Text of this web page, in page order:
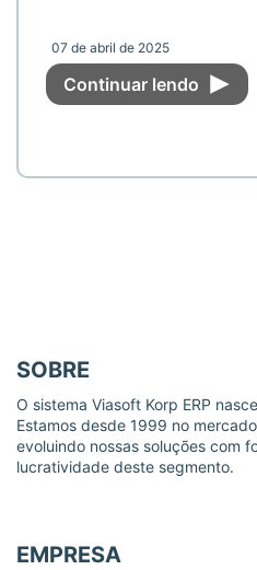
07 de abril de 2025
Continuar lendo
SOBRE
O sistema Viasoft Korp ERP
Estamos desde 1999 no
evoluindo nossas soluções com
lucratividade deste segmento.
EMPRESA